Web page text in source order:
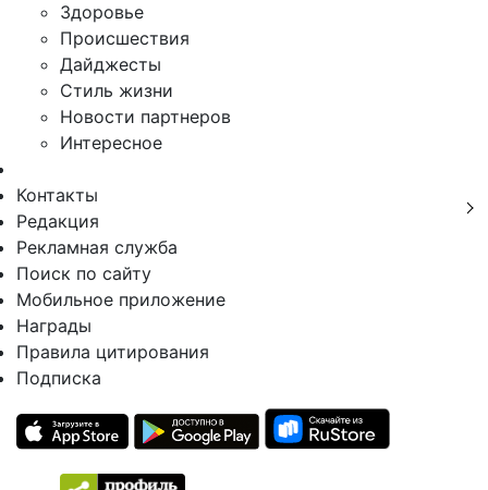
Здоровье
Происшествия
Дайджесты
Стиль жизни
Новости партнеров
Интересное
Контакты
Редакция
Рекламная служба
Поиск по сайту
Мобильное приложение
Награды
Правила цитирования
Подписка